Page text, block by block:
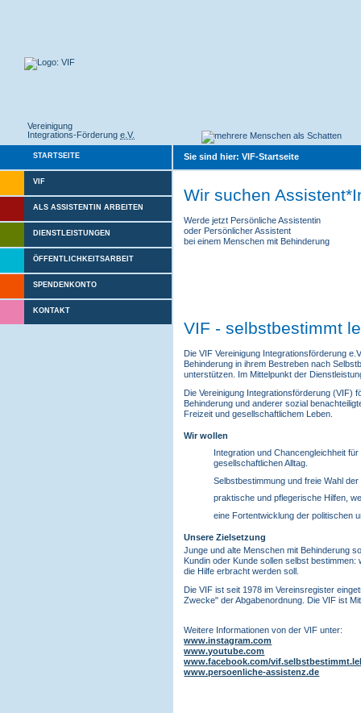
Vereinigung
Integrations-Förderung e.V.
STARTSEITE
VIF
ALS ASSISTENTIN ARBEITEN
DIENSTLEISTUNGEN
ÖFFENTLICHKEITSARBEIT
SPENDENKONTO
KONTAKT
Sie sind hier: VIF-Startseite
Wir suchen
Werde jetzt Persönliche Assistentin
oder Persönlicher Assistent
bei einem Menschen mit Behinderung
VIF - selbstbestimmt
Die VIF Vereinigung Integrationsförderung
Behinderung in ihrem Bestreben nach
unterstützen. Im Mittelpunkt der
Die Vereinigung Integrationsförderung (VIF)
Behinderung und anderer sozial
Freizeit und gesellschaftlichem Leben.
Wir wollen
Integration und Chancengleichheit
gesellschaftlichen Alltag.
Selbstbestimmung und freie Wahl
praktische und pflegerische Hilfen,
eine Fortentwicklung der politischen
Unsere Zielsetzung
Junge und alte Menschen mit Behinderung
Kundin oder Kunde sollen selbst
die Hilfe erbracht werden soll.
Die VIF ist seit 1978 im Vereinsregister
Zwecke" der Abgabenordnung. Die VIF ist
Weitere Informationen von der VIF unter:
www.instagram.com
www.youtube.com
www.facebook.com/
www.persoenliche-assistenz.de